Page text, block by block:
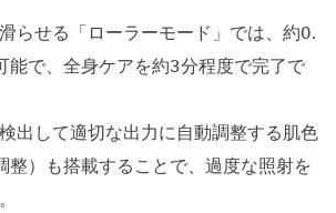
らせる「ローラーモード」では、約0.
能で、全身ケアを約3分程度で完了で
出して適切な出力に自動調整する肌色
整）も搭載することで、過度な照射を